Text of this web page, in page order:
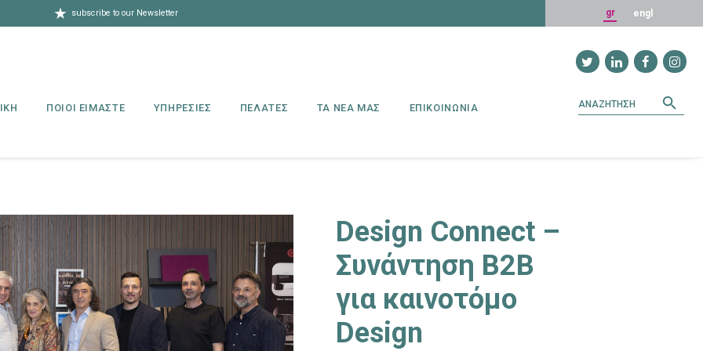
★ subscribe to our Newsletter gr engl
ΠΟΙΟΙ ΕΙΜΑΣΤΕ ΥΠΗΡΕΣΙΕΣ ΠΕΛΑΤΕΣ ΤΑ ΝΕΑ ΜΑΣ ΕΠΙΚΟΙΝΩΝΙΑ
Search
Design Connect –
Συνάντηση B2B
για καινοτόμο
Design